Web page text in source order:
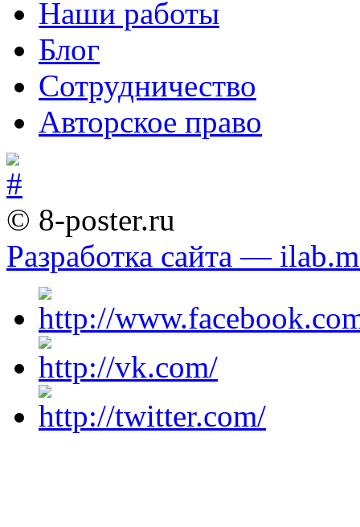
Наши работы
Блог
Сотрудничество
Авторское право
© 8-poster.ru
Разработка сайта —